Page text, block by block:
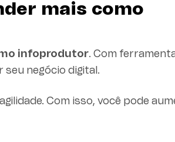
mais como
infoprodutor. Com
negócio digital.
Com isso, você pode